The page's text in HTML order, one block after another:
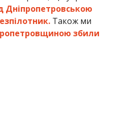
Дніпропетровською
Також ми
збили